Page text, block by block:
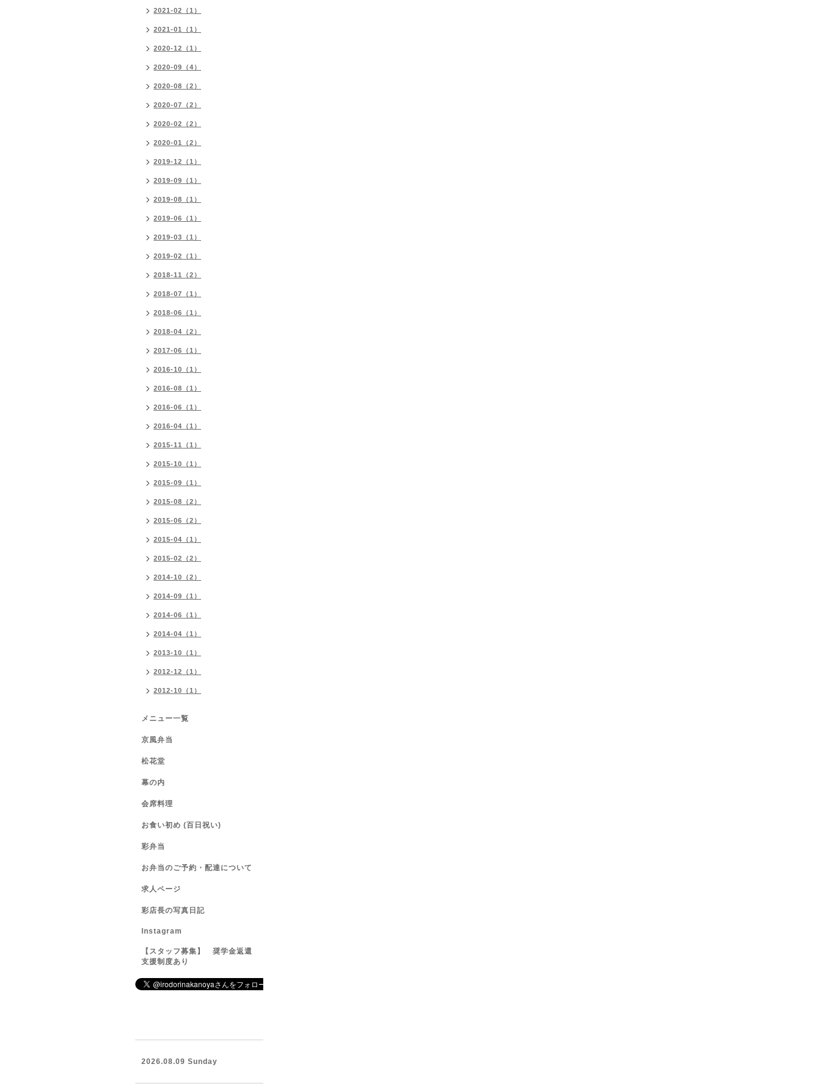
2021-02（1）
2021-01（1）
2020-12（1）
2020-09（4）
2020-08（2）
2020-07（2）
2020-02（2）
2020-01（2）
2019-12（1）
2019-09（1）
2019-08（1）
2019-06（1）
2019-03（1）
2019-02（1）
2018-11（2）
2018-07（1）
2018-06（1）
2018-04（2）
2017-06（1）
2016-10（1）
2016-08（1）
2016-06（1）
2016-04（1）
2015-11（1）
2015-10（1）
2015-09（1）
2015-08（2）
2015-06（2）
2015-04（1）
2015-02（2）
2014-10（2）
2014-09（1）
2014-06（1）
2014-04（1）
2013-10（1）
2012-12（1）
2012-10（1）
メニュー一覧
京風弁当
松花堂
幕の内
会席料理
お食い初め (百日祝い)
彩弁当
お弁当のご予約・配達について
求人ページ
彩店長の写真日記
Instagram
【スタッフ募集】 奨学金返還
支援制度あり
2026.08.09 Sunday